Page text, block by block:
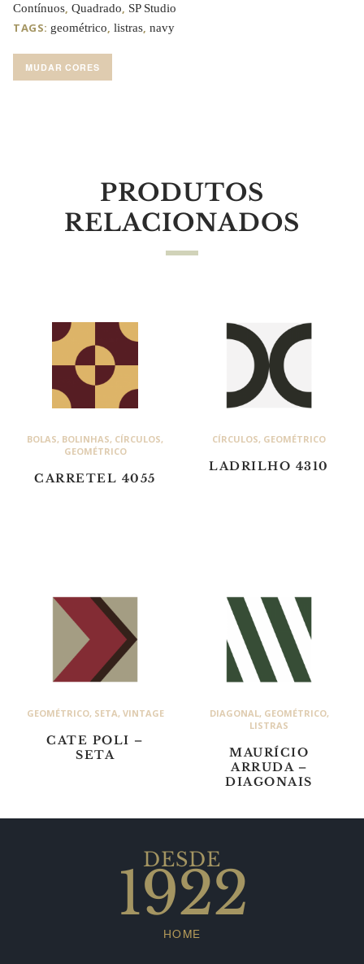
Contínuos, Quadrado, SP Studio
TAGS: geométrico, listras, navy
MUDAR CORES
PRODUTOS
RELACIONADOS
BOLAS, BOLINHAS, CÍRCULOS,
GEOMÉTRICO
CARRETEL 4055
CÍRCULOS, GEOMÉTRICO
LADRILHO 4310
GEOMÉTRICO, SETA, VINTAGE
CATE POLI –
SETA
DIAGONAL, GEOMÉTRICO,
LISTRAS
MAURÍCIO
ARRUDA –
DIAGONAIS
DESDE
1922
HOME